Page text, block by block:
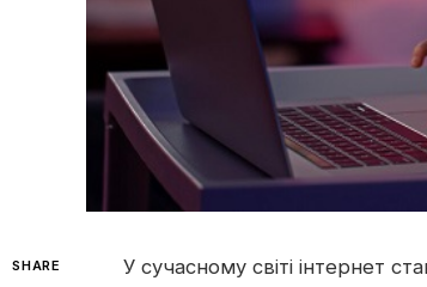
SHARE
У сучасному світі інтернет